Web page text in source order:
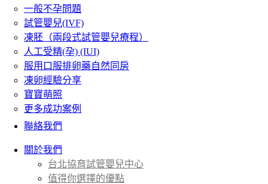
一般不孕問題
試管嬰兒(IVF)
凍胚（兩段式試管嬰兒療程）
人工受精(孕) (IUI)
服用口服排卵藥自然同房
凍卵經驗分享
寶寶萌照
更多成功案例
聯絡我們
關於我們
台北協育試管嬰兒中心
值得你選擇的優點